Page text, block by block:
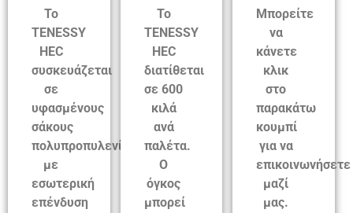
Το
TENESSY
HEC
συσκευάζεται
σε
υφασμένους
σάκους
πολυπροπυλενίου
με
εσωτερική
επένδυση
Το
TENESSY
HEC
διατίθεται
σε 600
κιλά
ανά
παλέτα.
Ο
όγκος
μπορεί
Μπορείτε
να
κάνετε
κλικ
στο
παρακάτω
κουμπί
για να
επικοινωνήσετε
μαζί
μας.